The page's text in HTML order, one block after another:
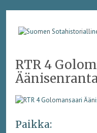
RTR 4
Paikka: